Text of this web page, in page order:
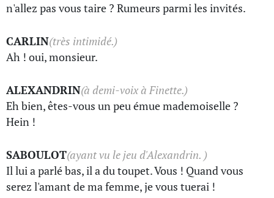
n'allez pas vous taire ? Rumeurs parmi les invités.
CARLIN(très intimidé.)
Ah ! oui, monsieur.
ALEXANDRIN(à demi-voix à Finette.)
Eh bien, êtes-vous un peu émue mademoiselle ?
Hein !
SABOULOT(ayant vu le jeu d'Alexandrin. )
Il lui a parlé bas, il a du toupet. Vous ! Quand vous
serez l'amant de ma femme, je vous tuerai !